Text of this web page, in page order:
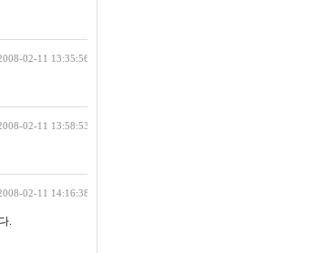
02-11 13:35:56
02-11 13:58:53
02-11 14:16:38
.